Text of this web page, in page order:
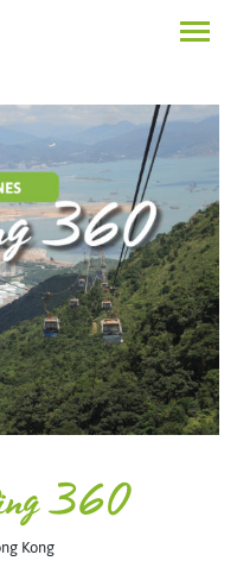
360
Kong